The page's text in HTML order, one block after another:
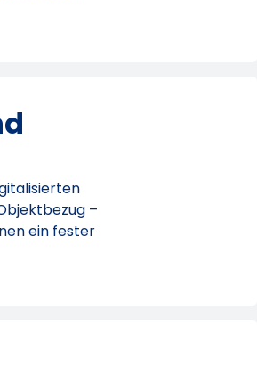
–
ein fester